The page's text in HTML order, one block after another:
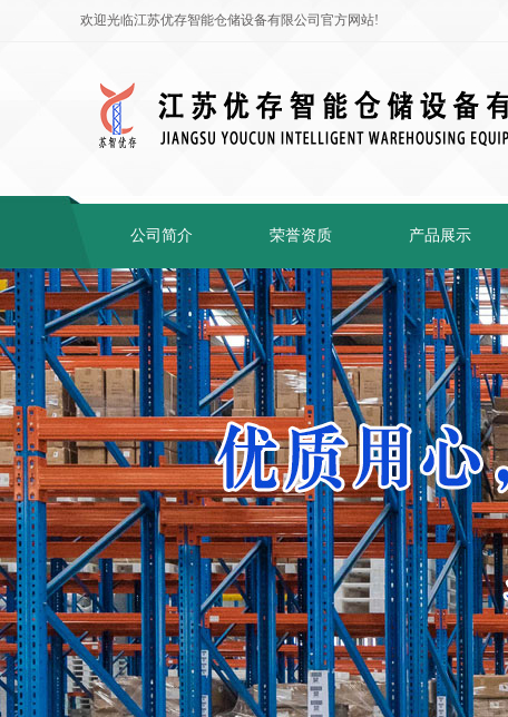
欢迎光临江苏优存智能仓储设备有限公司官方网站!
公司简介 荣誉资质 产品展示